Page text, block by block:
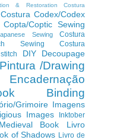
& Restoration
Costura
Costura Codex/Codex
Copta/Coptic Sewing
Sewing
Costura
Sewing
Costura
DIY Decoupage
/Drawing
Encadernação
Binding
Grimoire Imagens
Images
Inktober
Book
Livro
of Shadows Livro de